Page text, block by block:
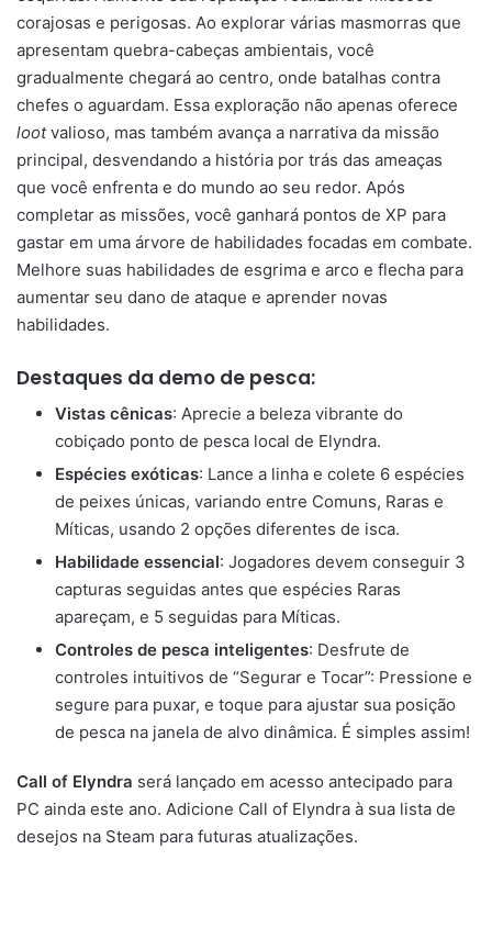
corajosas e perigosas. Ao explorar várias masmorras que
apresentam quebra-cabeças ambientais, você
gradualmente chegará ao centro, onde batalhas contra
chefes o aguardam. Essa exploração não apenas oferece
lootvalioso, mas também avança a narrativa da missão
principal, desvendando a história por trás das ameaças
que você enfrenta e do mundo ao seu redor. Após
completar as missões, você ganhará pontos de XP para
gastar em uma árvore de habilidades focadas em combate.
Melhore suas habilidades de esgrima e arco e flecha para
aumentar seu dano de ataque e aprender novas
habilidades.
Destaques da demo de pesca:
Vistas cênicas: Aprecie a beleza vibrante do
cobiçado ponto de pesca local de Elyndra.
Espécies exóticas: Lance a linha e colete 6 espécies
de peixes únicas, variando entre Comuns, Raras e
Míticas, usando 2 opções diferentes de isca.
Habilidade essencial: Jogadores devem conseguir 3
capturas seguidas antes que espécies Raras
apareçam, e 5 seguidas para Míticas.
Controles de pesca inteligentes: Desfrute de
controles intuitivos de “Segurar e Tocar”: Pressione e
segure para puxar, e toque para ajustar sua posição
de pesca na janela de alvo dinâmica. É simples assim!
Call of Elyndra será lançado em acesso antecipado para
PC ainda este ano. Adicione Call of Elyndra à sua lista de
desejos na Steam para futuras atualizações.